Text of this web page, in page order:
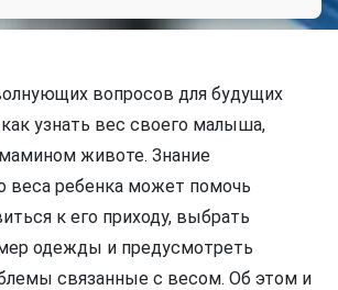
вопросов для будущих
узнать вес своего малыша,
животе. Знание
веса ребенка может помочь
к его приходу, выбрать
одежды и предусмотреть
связанные с весом. Об этом и